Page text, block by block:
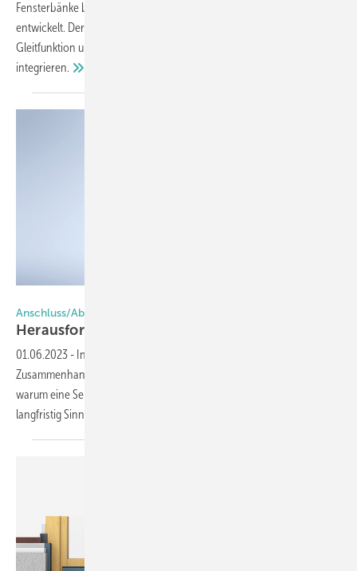
Fensterbänke bei Wärmedämmverbund- und Putzsystemen
entwickelt. Der Steckabschluss „A 600 GS“ lässt sich mit der
Gleitfunktion unkompliziert und sicher in jede Fensterkonstruktion
integrieren.
Anschluss/Abdichtung von Fensterbänken
Herausfor derung
01.06.2023 - In diesem Beitrag erfahren Sie, was alles im
Zusammenhang mit dem Fensterbankanschluss zu beachten ist und
warum eine Sekundärabdichtung an einer Außenfensterbank
langfristig Sinn